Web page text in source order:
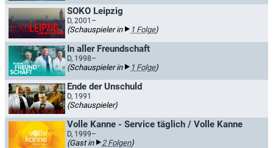
SOKO Leipzig
D, 2001–
(Schauspieler in 1 Folge)
In aller Freundschaft
D, 1998–
(Schauspieler in 1 Folge)
Ende der Unschuld
D, 1991
(Schauspieler)
Volle Kanne - Service täglich / Volle Kanne
D, 1999–
(Gast in 2 Folgen)